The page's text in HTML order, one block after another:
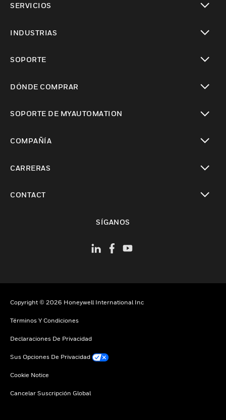
SERVICIOS
INDUSTRIAS
SOPORTE
DÓNDE COMPRAR
SOPORTE DE MYAUTOMATION
COMPAÑÍA
CARRERAS
CONTACT
SÍGANOS
Copyright © 2026 Honeywell International Inc
Términos Y Condiciones
Declaraciones De Privacidad
Sus Opciones De Privacidad
Cookie Notice
Cancelar Suscripción Global